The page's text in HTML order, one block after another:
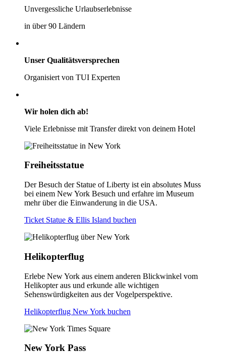
Unvergessliche Urlaubserlebnisse
in über 90 Ländern
Unser Qualitätsversprechen
Organisiert von TUI Experten
Wir holen dich ab!
Viele Erlebnisse mit Transfer direkt von deinem Hotel
Freiheitsstatue
Der Besuch der Statue of Liberty ist ein absolutes Muss
bei einem New York Besuch und erfahre im Museum
mehr über die Einwanderung in die USA.
Ticket Statue & Ellis Island buchen
Helikopterflug
Erlebe New York aus einem anderen Blickwinkel vom
Helikopter aus und erkunde alle wichtigen
Sehenswürdigkeiten aus der Vogelperspektive.
Helikopterflug New York buchen
New York Pass